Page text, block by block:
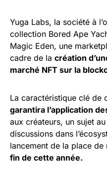
Yuga Labs, la société à
collection Bored Ape
Magic Eden, une
cadre de la création
marché NFT sur la
La caractéristique clé de
garantira l’application
aux créateurs, un sujet
discussions dans
lancement de la place de
fin de cette année.